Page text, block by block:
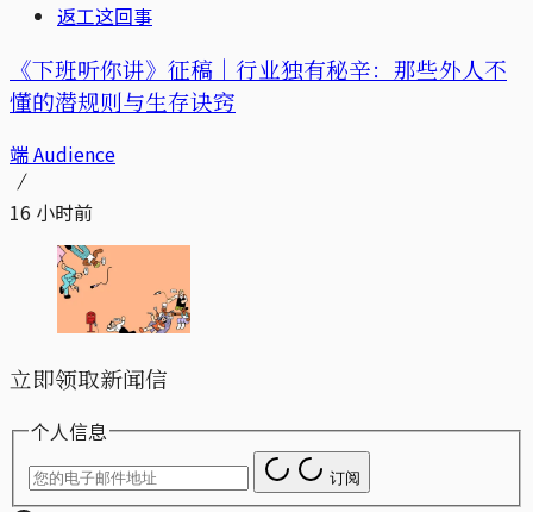
返工这回事
《下班听你讲》征稿｜行业独有秘辛：那些外人不
懂的潜规则与生存诀窍
端 Audience
16 小时前
立即领取新闻信
个人信息
订阅